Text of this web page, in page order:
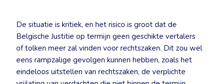
De situatie is kritiek, en het risico is groot dat de
Belgische Justitie op termijn geen geschikte vertalers
of tolken meer zal vinden voor rechtszaken. Dit zou wel
eens rampzalige gevolgen kunnen hebben, zoals het
eindeloos uitstellen van rechtszaken, de verplichte